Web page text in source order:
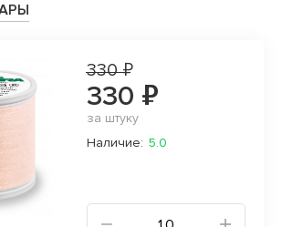
330 ₽
330 ₽
за штуку
Наличие: 5.0